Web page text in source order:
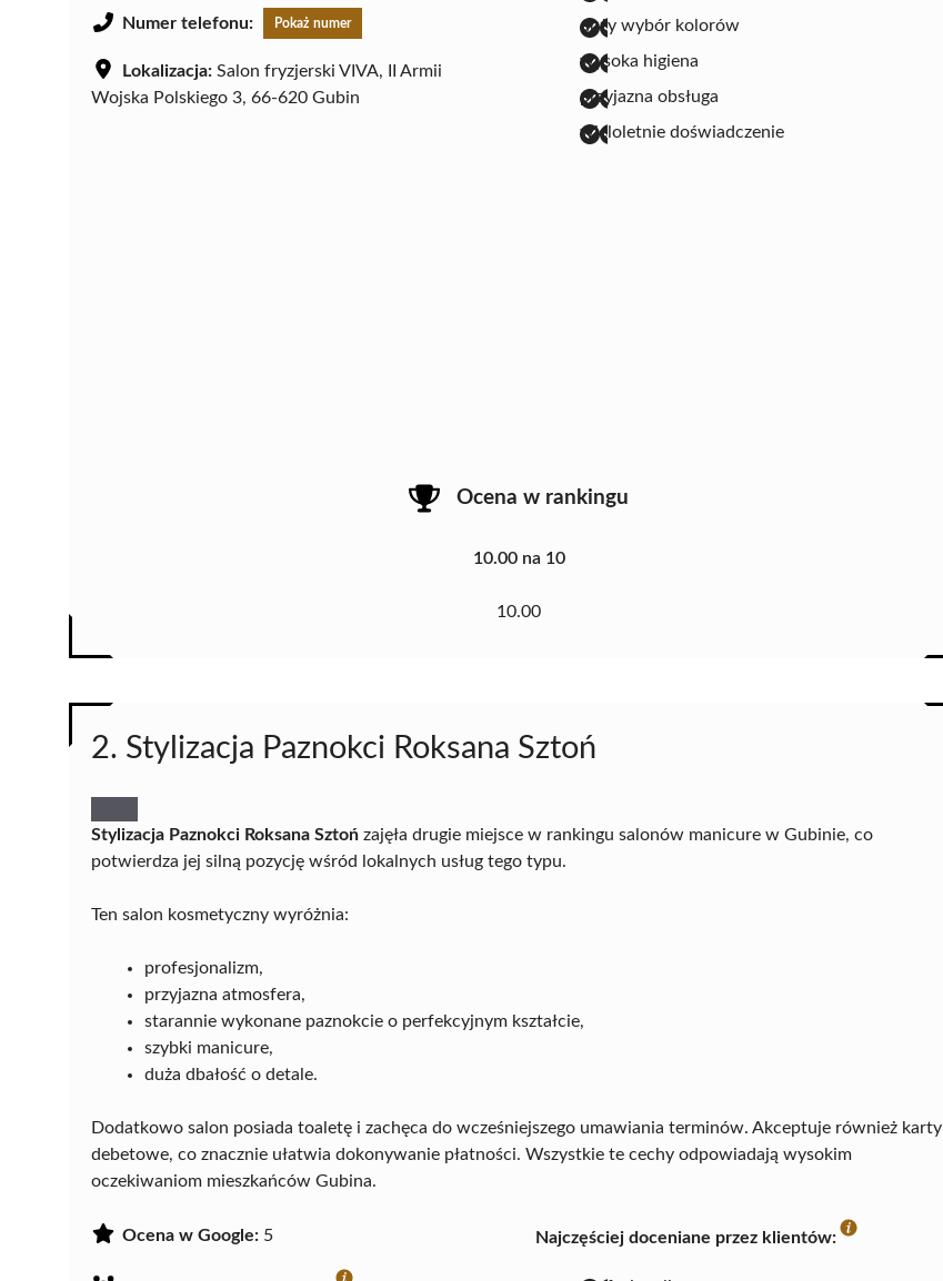
Numer telefonu: Pokaż numer
Lokalizacja: Salon fryzjerski VIVA, II Armii
Wojska Polskiego 3, 66-620 Gubin
duży wybór kolorów
wysoka higiena
przyjazna obsługa
wieloletnie doświadczenie
Ocena w rankingu
10.00 na 10
10.00
2. Stylizacja Paznokci Roksana Sztoń
Stylizacja Paznokci Roksana Sztoń zajęła drugie miejsce w rankingu salonów manicure w Gubinie, co
potwierdza jej silną pozycję wśród lokalnych usług tego typu.
Ten salon kosmetyczny wyróżnia:
profesjonalizm,
przyjazna atmosfera,
starannie wykonane paznokcie o perfekcyjnym kształcie,
szybki manicure,
duża dbałość o detale.
Dodatkowo salon posiada toaletę i zachęca do wcześniejszego umawiania terminów. Akceptuje również karty
debetowe, co znacznie ułatwia dokonywanie płatności. Wszystkie te cechy odpowiadają wysokim
oczekiwaniom mieszkańców Gubina.
Ocena w Google: 5 Najczęściej doceniane przez klientów: